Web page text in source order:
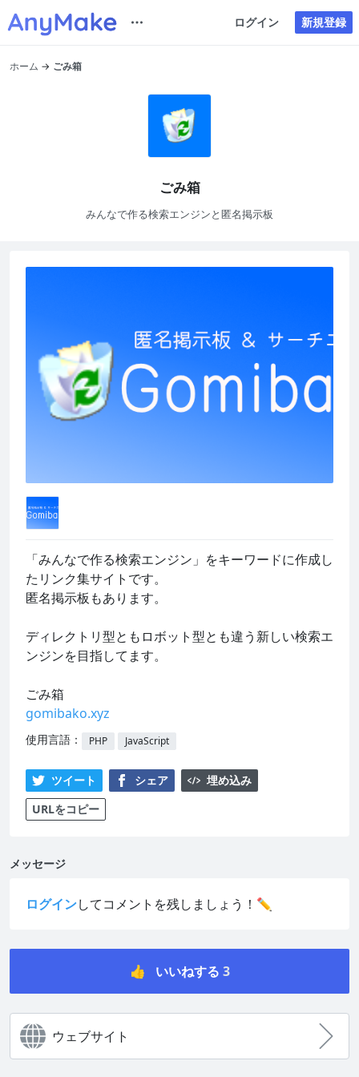
ログイン 新規登録
ホーム ごみ箱
ごみ箱
みんなで作る検索エンジンと匿名掲示板
「みんなで作る検索エンジン」をキーワードに作成し
たリンク集サイトです。
匿名掲示板もあります。
ディレクトリ型ともロボット型とも違う新しい検索エ
ンジンを目指してます。
gomibako.xyz
使用言語： PHP JavaScript
ツイート シェア
埋め込み
URLをコピー
メッセージ
ログインしてコメントを残しましょう！✏️
👍 いいねする 3
ウェブサイト